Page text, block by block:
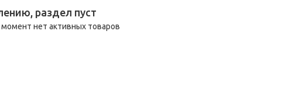
раздел пуст
нет активных товаров